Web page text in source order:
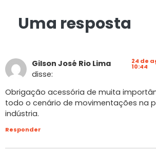
Uma resposta
Gilson José Rio Lima
disse:
24 de
10:44
Obrigação acessória de muita
todo o cenário de movimentações na
indústria.
Responder